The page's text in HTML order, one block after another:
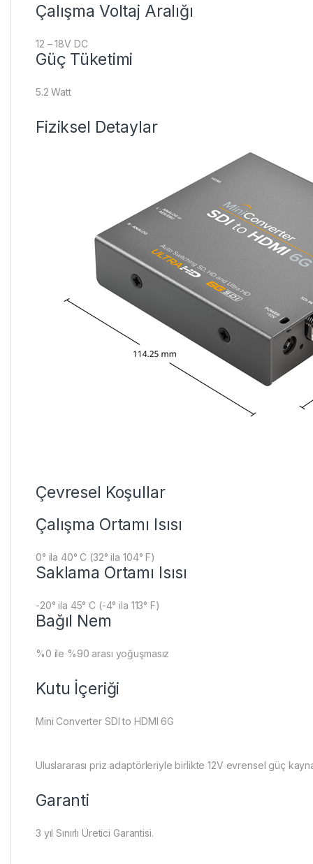
Çalışma Voltaj Aralığı
12 – 18V DC
Güç Tüketimi
5.2 Watt
Fiziksel Detaylar
Çevresel Koşullar
Çalışma Ortamı Isısı
0° ila 40° C (32° ila 104° F)
Saklama Ortamı Isısı
-20° ila 45° C (-4° ila 113° F)
Bağıl Nem
%0 ile %90 arası yoğuşmasız
Kutu İçeriği
Mini Converter SDI to HDMI 6G
Uluslararası priz adaptörleriyle birlikte 12V evrensel güç
Garanti
3 yıl Sınırlı Üretici Garantisi.